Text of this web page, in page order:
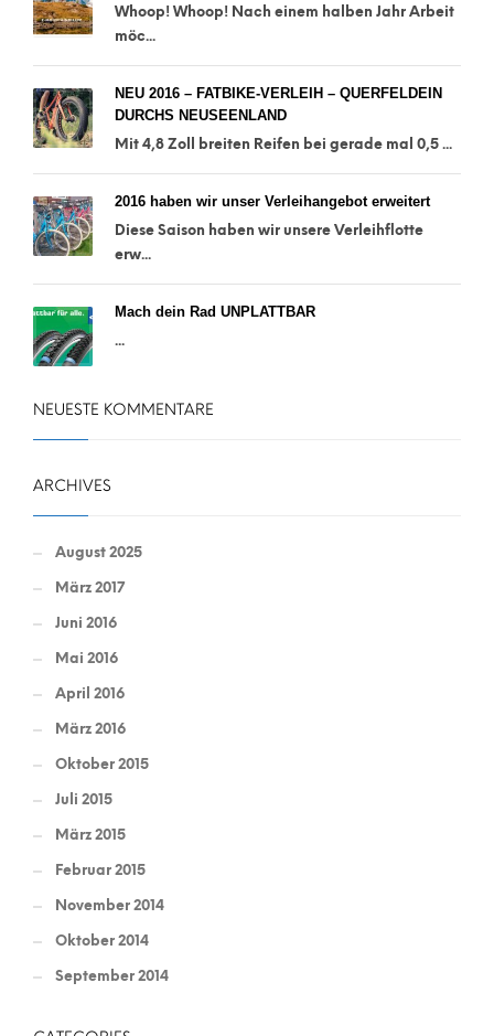
Whoop! Whoop! Nach einem halben Jahr Arbeit
möc...
NEU 2016 – FATBIKE-VERLEIH – QUERFELDEIN
DURCHS NEUSEENLAND
Mit 4,8 Zoll breiten Reifen bei gerade mal 0,5 ...
2016 haben wir unser Verleihangebot erweitert
Diese Saison haben wir unsere Verleihflotte
erw...
Mach dein Rad UNPLATTBAR
...
NEUESTE KOMMENTARE
ARCHIVES
August 2025
März 2017
Juni 2016
Mai 2016
April 2016
März 2016
Oktober 2015
Juli 2015
März 2015
Februar 2015
November 2014
Oktober 2014
September 2014